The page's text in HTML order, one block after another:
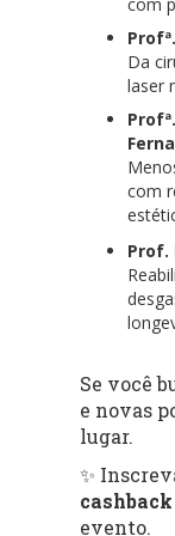
Da
laser
com
Prof.
Se você
e novas
lugar.
✨
cashback
evento.